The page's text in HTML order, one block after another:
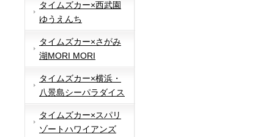
タイムズカー×西武園
ゆうえんち
タイムズカー×さがみ
湖MORI MORI
タイムズカー×横浜・
八景島シーパラダイス
タイムズカー×スパリ
ゾートハワイアンズ